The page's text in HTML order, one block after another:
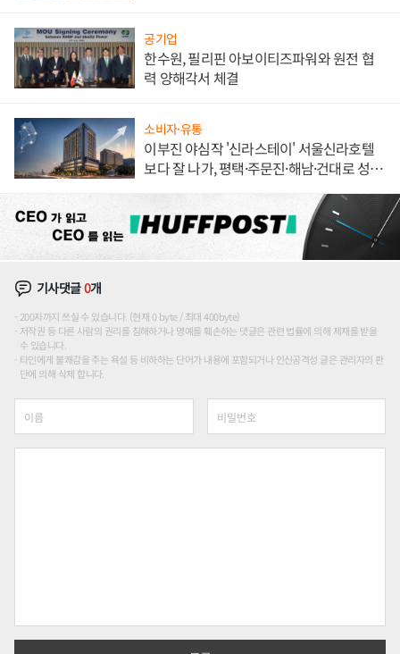
공기업
한수원, 필리핀 아보이티즈파워와 원전 협
력 양해각서 체결
소비자·유통
이부진 야심작 '신라스테이' 서울신라호텔
보다 잘 나가, 평택·주문진·해남·건대로 성
기사댓글0개
200자까지 쓰실 수 있습니다. (현재 0 byte / 최대 400byte)
저작권 등 다른 사람의 권리를 침해하거나 명예를 훼손하는 댓글은 관련 법률에 의해 제재를 받을
수 있습니다.
타인에게 불쾌감을 주는 욕설 등 비하하는 단어가 내용에 포함되거나 인신공격성 글은 관리자의 판
단에 의해 삭제 합니다.